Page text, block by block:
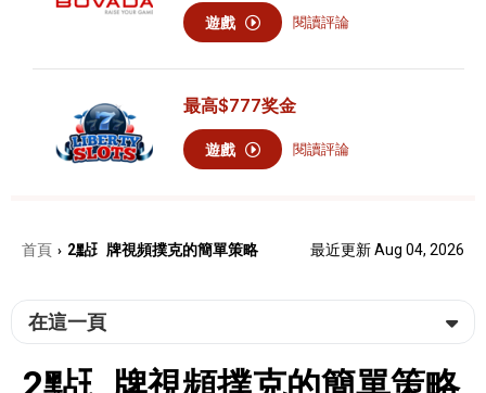
遊戲 閱讀評論
最高$777奖金
遊戲 閱讀評論
首頁 › 2點⺩牌視頻撲克的簡單策略 最近更新 Aug 04, 2026
在這一頁